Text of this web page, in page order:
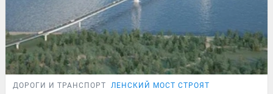
ДОРОГИ И ТРАНСПОРТ ЛЕНСКИЙ МОСТ СТРОЯТ